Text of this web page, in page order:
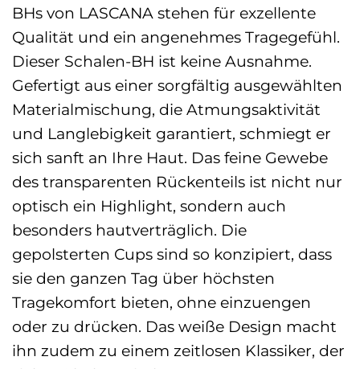
BHs von LASCANA stehen für exzellente
Qualität und ein angenehmes Tragegefühl.
Dieser Schalen-BH ist keine Ausnahme.
Gefertigt aus einer sorgfältig ausgewählten
Materialmischung, die Atmungsaktivität
und Langlebigkeit garantiert, schmiegt er
sich sanft an Ihre Haut. Das feine Gewebe
des transparenten Rückenteils ist nicht nur
optisch ein Highlight, sondern auch
besonders hautverträglich. Die
gepolsterten Cups sind so konzipiert, dass
sie den ganzen Tag über höchsten
Tragekomfort bieten, ohne einzuengen
oder zu drücken. Das weiße Design macht
ihn zudem zu einem zeitlosen Klassiker, der